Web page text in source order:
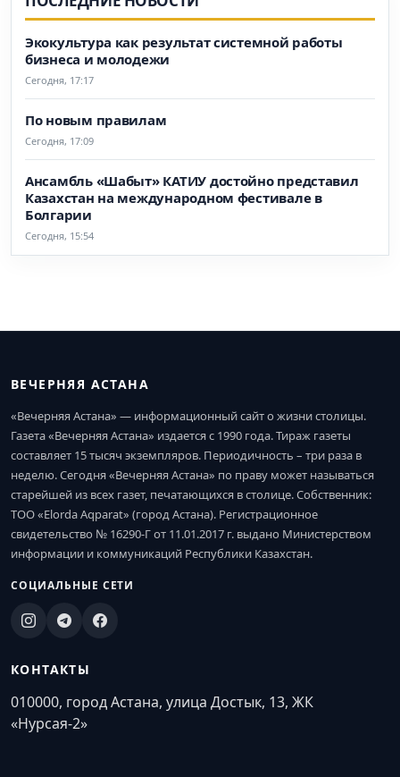
Экокультура как результат системной работы
бизнеса и молодежи
Сегодня, 17:17
По новым правилам
Сегодня, 17:09
Ансамбль «Шабыт» КАТИУ достойно представил
Казахстан на международном фестивале в
Болгарии
Сегодня, 15:54
ВЕЧЕРНЯЯ АСТАНА
«Вечерняя Астана» — информационный сайт о жизни столицы.
Газета «Вечерняя Астана» издается с 1990 года. Тираж газеты
составляет 15 тысяч экземпляров. Периодичность – три раза в
неделю. Сегодня «Вечерняя Астана» по праву может называться
старейшей из всех газет, печатающихся в столице. Собственник:
ТОО «Elorda Aqparat» (город Астана). Регистрационное
свидетельство № 16290-Г от 11.01.2017 г. выдано Министерством
информации и коммуникаций Республики Казахстан.
СОЦИАЛЬНЫЕ СЕТИ
КОНТАКТЫ
010000, город Астана, улица Достык, 13, ЖК
«Нурсая-2»